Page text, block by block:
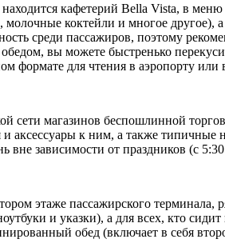
кафетерий Bella Vista, в
коктейли и многое другое),
среди пассажиров, поэтому
вы можете быстренько
формате для чтения в аэропорту или
сети магазинов беспошлинной
аксессуары к ним, а также
зависимости от праздников (с
этаже пассажирского
и указки), а для всех, кто
обед (включает в себя